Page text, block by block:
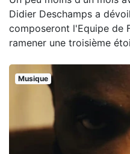
Didier Deschamps a
composeront l'Equipe de
ramener une troisième
Musique